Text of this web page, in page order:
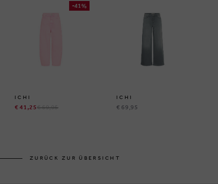
-41%
ICHI
€ 41,25€ 69,95
ICHI
€ 69,95
ZURÜCK ZUR ÜBERSICHT